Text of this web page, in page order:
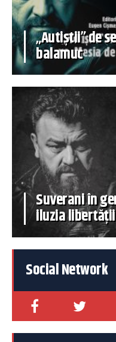
„Autiștii” de
balamuc
Suverani în
iluzia
Social Network